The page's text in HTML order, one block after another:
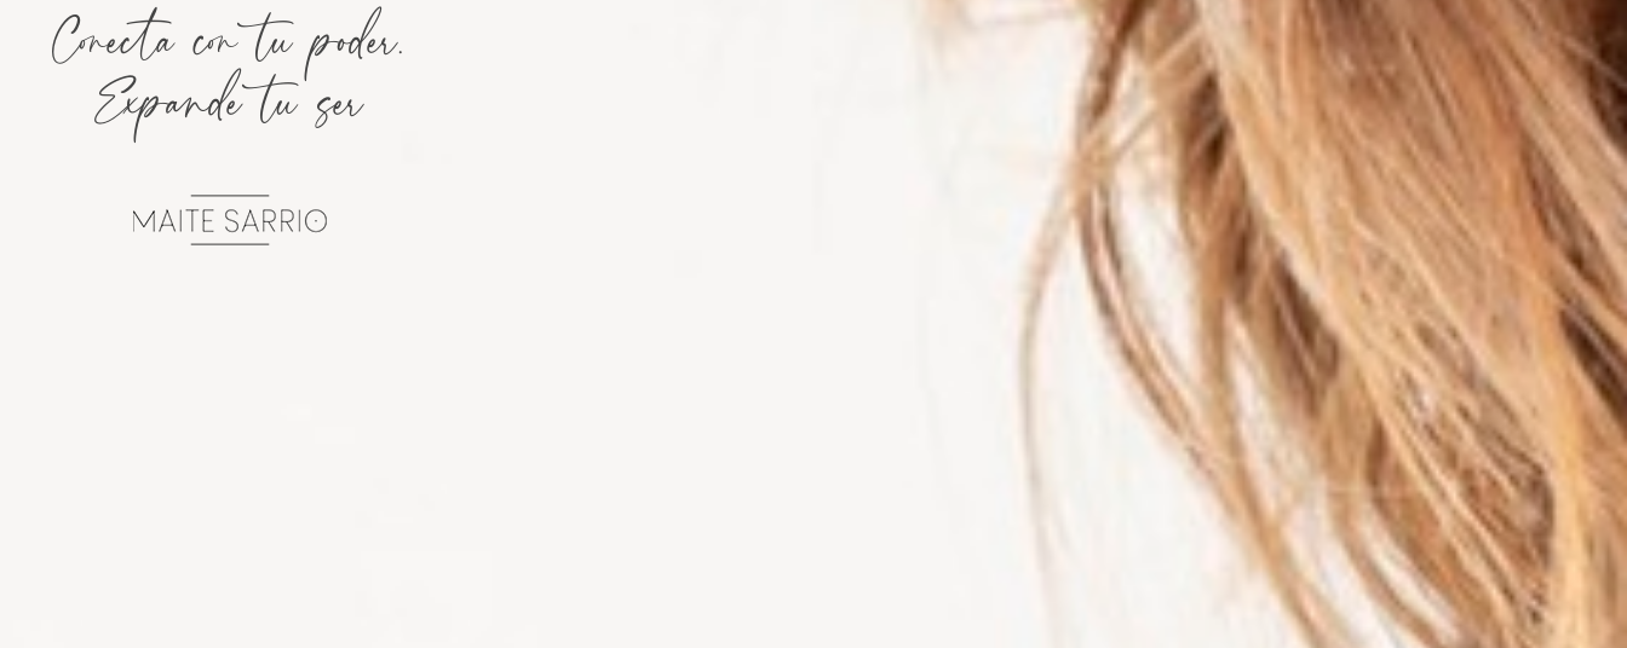
Conecta con tu poder.
Expande tu ser